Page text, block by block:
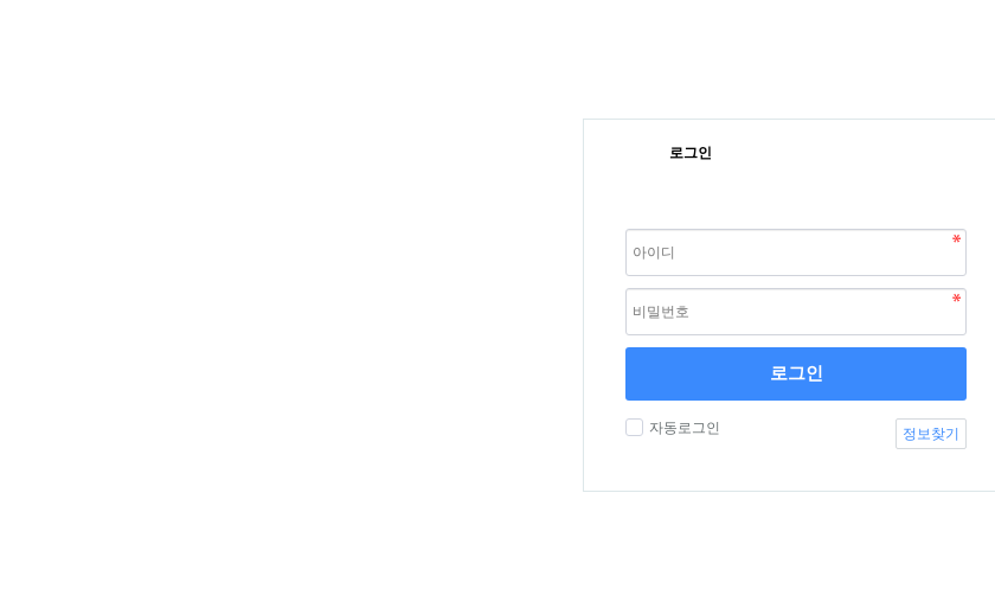
로그인
로그인
자동로그인 정보찾기